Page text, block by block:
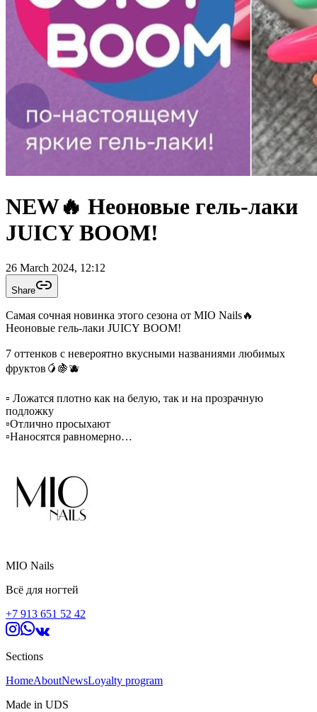
NEW🔥 Неоновые гель-лаки
JUICY BOOM!
26 March 2024, 12:12
Share
Самая сочная новинка этого сезона от MIO Nails🔥
Неоновые гель-лаки JUICY BOOM!
7 оттенков с невероятно вкусными названиями любимых
фруктов🥭🍇🫐
▫️ Ложатся плотно как на белую, так и на прозрачную
подложку
▫️Отлично просыхают
▫️Наносятся равномерно
молочную и цветные базы
Все оттенки в наличии в NP Store!
Стоимость - 350 ₽
MIO Nails
Всё для ногтей
+7 913 651 52 42
Sections
HomeAboutNewsLoyalty program
Made in UDS